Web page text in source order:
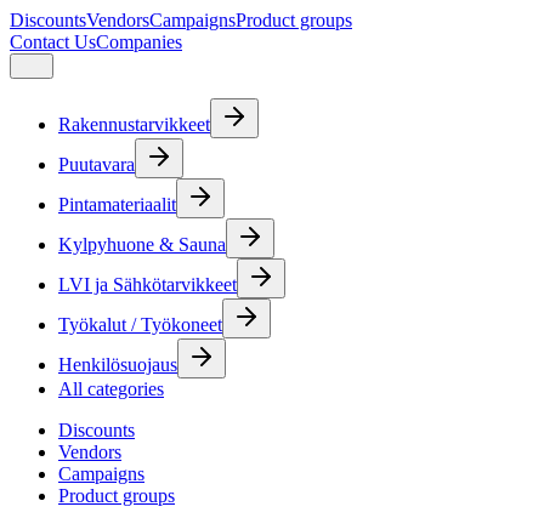
DiscountsVendorsCampaignsProduct groups
Contact UsCompanies
Rakennustarvikkeet
Puutavara
Pintamateriaalit
Kylpyhuone & Sauna
LVI ja Sähkötarvikkeet
Työkalut / Työkoneet
Henkilösuojaus
All categories
Discounts
Vendors
Campaigns
Product groups